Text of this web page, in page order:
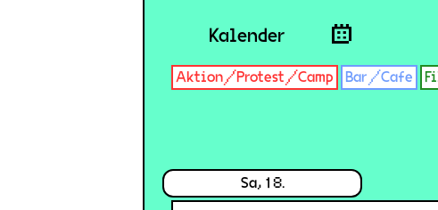
Kalender
Aktion/Protest/Camp Bar/Cafe
Sa, 18.